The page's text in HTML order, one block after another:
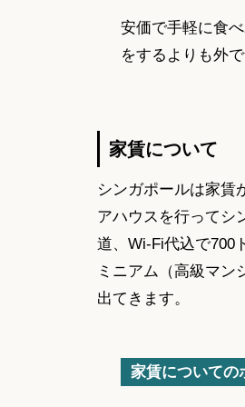
安価で手軽に食
をするよりも外
家賃について
シンガポールは家賃
アハウスを行ってシ
道、Wi-Fi代込で700
ミニアム（高級マン
出てきます。
家賃についての